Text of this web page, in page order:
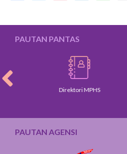
PAUTAN PANTAS
Direktori MPHS
PAUTAN AGENSI